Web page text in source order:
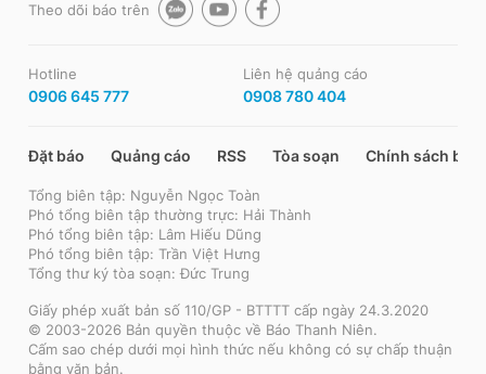
Theo dõi báo trên
Hotline
0906 645 777
Liên hệ quảng cáo
0908 780 404
Đặt báo Quảng cáo RSS Tòa soạn Chính sách bảo
Tổng biên tập: Nguyễn Ngọc Toàn
Phó tổng biên tập thường trực: Hải Thành
Phó tổng biên tập: Lâm Hiếu Dũng
Phó tổng biên tập: Trần Việt Hưng
Tổng thư ký tòa soạn: Đức Trung
Giấy phép xuất bản số 110/GP - BTTTT cấp ngày 24.3.2020
© 2003-2026 Bản quyền thuộc về Báo Thanh Niên.
Cấm sao chép dưới mọi hình thức nếu không có sự chấp thuận
bằng văn bản.